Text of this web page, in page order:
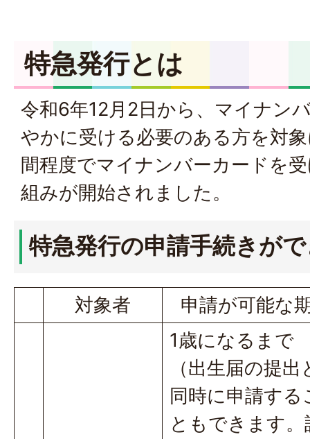
特急発行とは
令和6年12月2日から、マイナン
やかに受ける必要のある方を対
間程度でマイナンバーカードを
組みが開始されました。
特急発行の申請手続きが
対象者 申請が可能な
1歳になるまで
（出生届の提出
同時に申請する
ともできます。